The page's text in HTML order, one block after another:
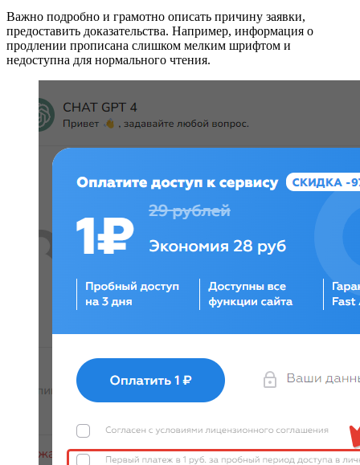
Важно подробно и грамотно описать причину заявки,
предоставить доказательства. Например, информация о
продлении прописана слишком мелким шрифтом и
недоступна для нормального чтения.